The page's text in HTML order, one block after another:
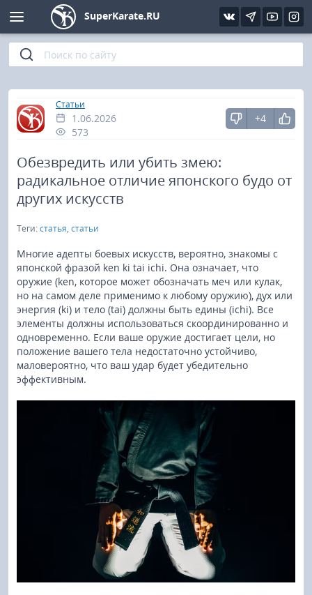
SuperKarate.RU
Главная
»
Статьи
1.06.2026
573
+4
Обезвредить или убить змею:
радикальное отличие японского будо от
других искусств
Теги:статья, статьи
Многие адепты боевых искусств, вероятно, знакомы с
японской фразой ken ki tai ichi. Она означает, что
оружие (ken, которое может обозначать меч или кулак,
но на самом деле применимо к любому оружию), дух или
энергия (ki) и тело (tai) должны быть едины (ichi). Все
элементы должны использоваться скоординированно и
одновременно. Если ваше оружие достигает цели, но
положение вашего тела недостаточно устойчиво,
маловероятно, что ваш удар будет убедительно
эффективным.
Киокушинкай
Кёкусин (IFK)
Шинкиокушинкай
Кекусин-кан
Кикбоксинг и K-1
Бокс
UFC и MMA
Муай тай
Фото
Видео
Интервью
Статьи
Уроки каратэ
Файлы
Библиотека